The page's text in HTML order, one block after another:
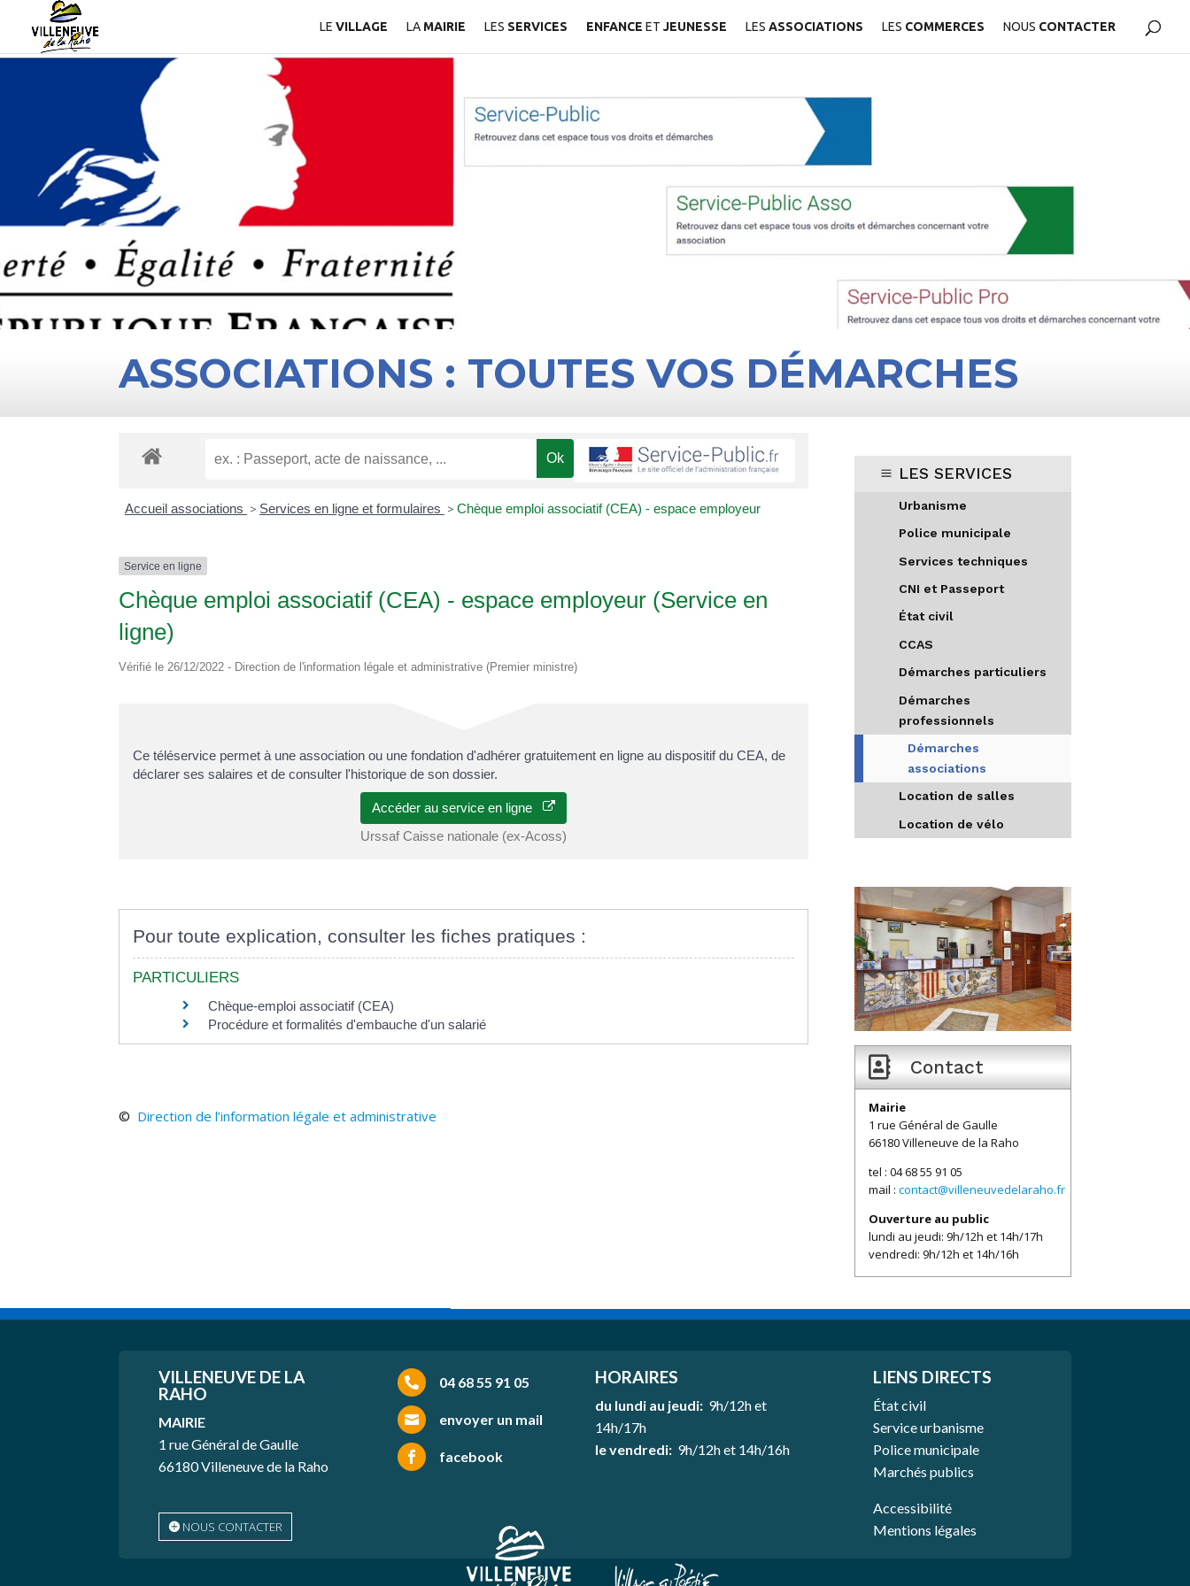
LE VILLAGE LA MAIRIE LES SERVICES ENFANCE ET JEUNESSE LES ASSOCIATIONS LES COMMERCES NOUS CONTACTER
ASSOCIATIONS : TOUTES VOS DÉMARCHES
Accueil associations > Services en ligne et formulaires > Chèque emploi associatif (CEA) - espace employeur
Service en ligne
Chèque emploi associatif (CEA) - espace employeur (Service en
ligne)
Vérifié le 26/12/2022 - Direction de l'information légale et administrative (Premier ministre)
Ce téléservice permet à une association ou une fondation d'adhérer gratuitement en ligne au dispositif du CEA, de
déclarer ses salaires et de consulter l'historique de son dossier.
Accéder au service en ligne
Urssaf Caisse nationale (ex-Acoss)
Pour toute explication, consulter les fiches pratiques :
PARTICULIERS
Chèque-emploi associatif (CEA)
Procédure et formalités d'embauche d'un salarié
© Direction de l’information légale et administrative
LES SERVICES
Urbanisme
Police municipale
Services techniques
CNI et Passeport
État civil
CCAS
Démarches particuliers
Démarches
professionnels
Démarches
associations
Location de salles
Location de vélo
 Contact
Mairie
1 rue Général de Gaulle
66180 Villeneuve de la Raho
tel : 04 68 55 91 05
mail :contact@villeneuvedelaraho.fr
Ouverture au public
lundi au jeudi: 9h/12h et 14h/17h
vendredi: 9h/12h et 14h/16h
VILLENEUVE DE LA
RAHO
MAIRIE
1 rue Général de Gaulle
66180 Villeneuve de la Raho
NOUS CONTACTER
 04 68 55 91 05
 envoyer un mail
 facebook
HORAIRES
du lundi au jeudi: 9h/12h et
14h/17h
le vendredi: 9h/12h et 14h/16h
LIENS DIRECTS
État civil
Service urbanisme
Police municipale
Marchés publics
Accessibilité
Mentions légales